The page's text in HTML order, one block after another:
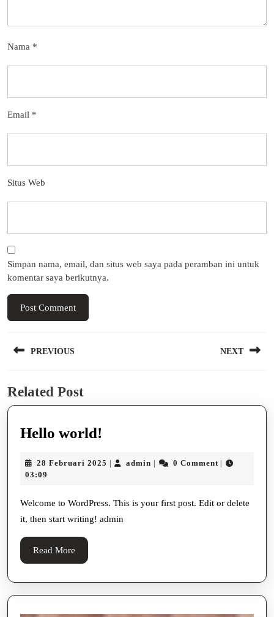
Nama *
Email *
Situs Web
Simpan nama, email, dan situs web saya pada peramban ini untuk
komentar saya berikutnya.
pos
PREVIOUS
post:
NEXT
Related Post
Hello world!
28 Februari 2025 28
| admin admin
| 0 Comment |
03:09
Welcome to WordPress. This is your first post. Edit or delete
it, then start writing! admin
Read More
More